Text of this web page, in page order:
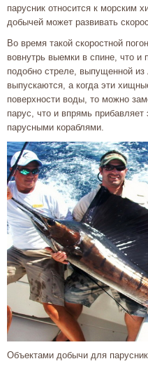
парусник относится к морским
добычей может развивать
Во время такой скоростной
вовнутрь выемки в спине, что и
подобно стреле, выпущенной из
выпускаются, а когда эти
поверхности воды, то можно
парус, что и впрямь
парусными кораблями.
Объектами добычи для